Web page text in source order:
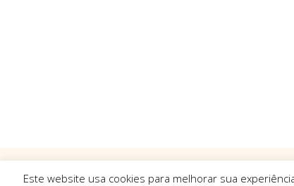
Este website usa cookies para melhorar sua